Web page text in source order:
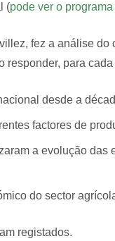
(pode ver o
fez a análise
responder, para
desde a
factores de
a evolução
do sector
registados.